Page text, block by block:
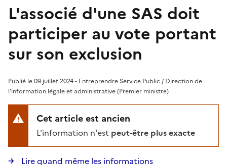
L'associé d'une SAS doit
participer au vote portant
sur son exclusion
Publié le 09 juillet 2024 - Entreprendre Service Public / Direction de
l'information légale et administrative (Premier ministre)
Cet article est ancien
L'information n'est peut-être plus exacte
Lire quand même les informations